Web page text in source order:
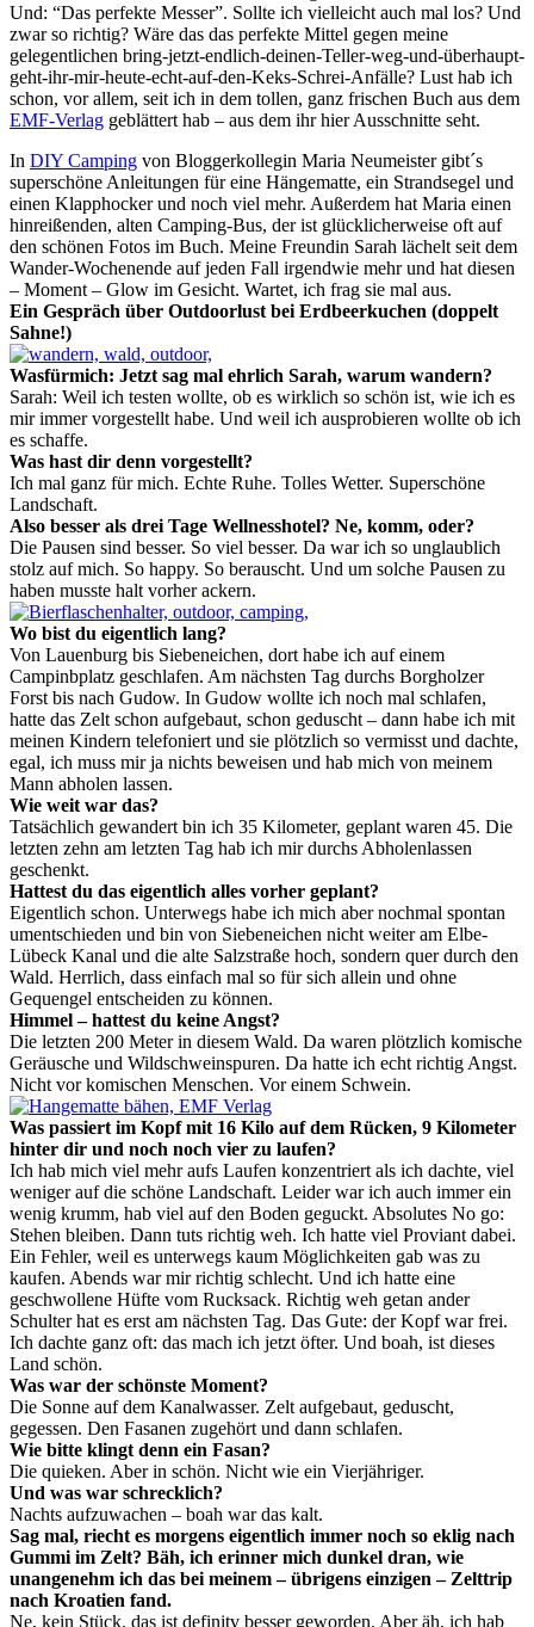
Und: “Das perfekte Messer”. Sollte ich vielleicht auch mal los? Und
zwar so richtig? Wäre das das perfekte Mittel gegen meine
gelegentlichen bring-jetzt-endlich-deinen-Teller-weg-und-überhaupt-
geht-ihr-mir-heute-echt-auf-den-Keks-Schrei-Anfälle? Lust hab ich
schon, vor allem, seit ich in dem tollen, ganz frischen Buch aus dem
EMF-Verlag geblättert hab – aus dem ihr hier Ausschnitte seht.
In DIY Camping von Bloggerkollegin Maria Neumeister gibt´s
superschöne Anleitungen für eine Hängematte, ein Strandsegel und
einen Klapphocker und noch viel mehr. Außerdem hat Maria einen
hinreißenden, alten Camping-Bus, der ist glücklicherweise oft auf
den schönen Fotos im Buch. Meine Freundin Sarah lächelt seit dem
Wander-Wochenende auf jeden Fall irgendwie mehr und hat diesen
– Moment – Glow im Gesicht. Wartet, ich frag sie mal aus.
Ein Gespräch über Outdoorlust bei Erdbeerkuchen (doppelt
Sahne!)
Wasfürmich: Jetzt sag mal ehrlich Sarah, warum wandern?
Sarah: Weil ich testen wollte, ob es wirklich so schön ist, wie ich es
mir immer vorgestellt habe. Und weil ich ausprobieren wollte ob ich
es schaffe.
Was hast dir denn vorgestellt?
Ich mal ganz für mich. Echte Ruhe. Tolles Wetter. Superschöne
Landschaft.
Also besser als drei Tage Wellnesshotel? Ne, komm, oder?
Die Pausen sind besser. So viel besser. Da war ich so unglaublich
stolz auf mich. So happy. So berauscht. Und um solche Pausen zu
haben musste halt vorher ackern.
Wo bist du eigentlich lang?
Von Lauenburg bis Siebeneichen, dort habe ich auf einem
Campinbplatz geschlafen. Am nächsten Tag durchs Borgholzer
Forst bis nach Gudow. In Gudow wollte ich noch mal schlafen,
hatte das Zelt schon aufgebaut, schon geduscht – dann habe ich mit
meinen Kindern telefoniert und sie plötzlich so vermisst und dachte,
egal, ich muss mir ja nichts beweisen und hab mich von meinem
Mann abholen lassen.
Wie weit war das?
Tatsächlich gewandert bin ich 35 Kilometer, geplant waren 45. Die
letzten zehn am letzten Tag hab ich mir durchs Abholenlassen
geschenkt.
Hattest du das eigentlich alles vorher geplant?
Eigentlich schon. Unterwegs habe ich mich aber nochmal spontan
umentschieden und bin von Siebeneichen nicht weiter am Elbe-
Lübeck Kanal und die alte Salzstraße hoch, sondern quer durch den
Wald. Herrlich, dass einfach mal so für sich allein und ohne
Gequengel entscheiden zu können.
Himmel – hattest du keine Angst?
Die letzten 200 Meter in diesem Wald. Da waren plötzlich komische
Geräusche und Wildschweinspuren. Da hatte ich echt richtig Angst.
Nicht vor komischen Menschen. Vor einem Schwein.
Was passiert im Kopf mit 16 Kilo auf dem Rücken, 9 Kilometer
hinter dir und noch noch vier zu laufen?
Ich hab mich viel mehr aufs Laufen konzentriert als ich dachte, viel
weniger auf die schöne Landschaft. Leider war ich auch immer ein
wenig krumm, hab viel auf den Boden geguckt. Absolutes No go:
Stehen bleiben. Dann tuts richtig weh. Ich hatte viel Proviant dabei.
Ein Fehler, weil es unterwegs kaum Möglichkeiten gab was zu
kaufen. Abends war mir richtig schlecht. Und ich hatte eine
geschwollene Hüfte vom Rucksack. Richtig weh getan ander
Schulter hat es erst am nächsten Tag. Das Gute: der Kopf war frei.
Ich dachte ganz oft: das mach ich jetzt öfter. Und boah, ist dieses
Land schön.
Was war der schönste Moment?
Die Sonne auf dem Kanalwasser. Zelt aufgebaut, geduscht,
gegessen. Den Fasanen zugehört und dann schlafen.
Wie bitte klingt denn ein Fasan?
Die quieken. Aber in schön. Nicht wie ein Vierjähriger.
Und was war schrecklich?
Nachts aufzuwachen – boah war das kalt.
Sag mal, riecht es morgens eigentlich immer noch so eklig nach
Gummi im Zelt? Bäh, ich erinner mich dunkel dran, wie
unangenehm ich das bei meinem – übrigens einzigen – Zelttrip
nach Kroatien fand.
Ne, kein Stück, das ist definitv besser geworden. Aber äh, ich hab